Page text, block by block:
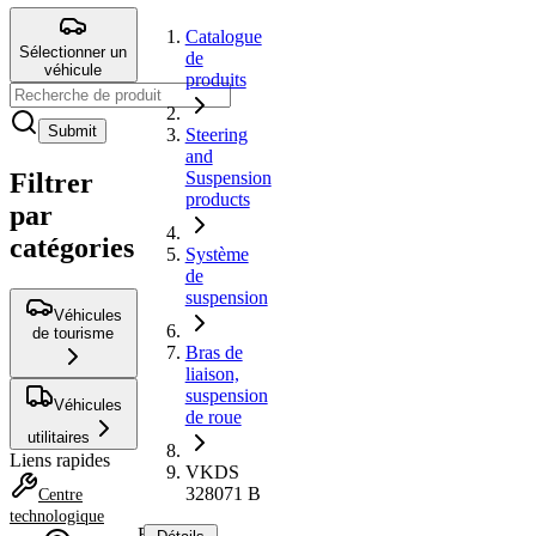
Sélectionner un
véhicule
Submit
Filtrer
par
catégories
Véhicules
de tourisme
Véhicules
utilitaires
Liens rapides
Centre
technologique
Catalogue
de
produits
Steering
and
Suspension
products
Système
de
suspension
Bras de
liaison,
suspension
de roue
VKDS
328071 B